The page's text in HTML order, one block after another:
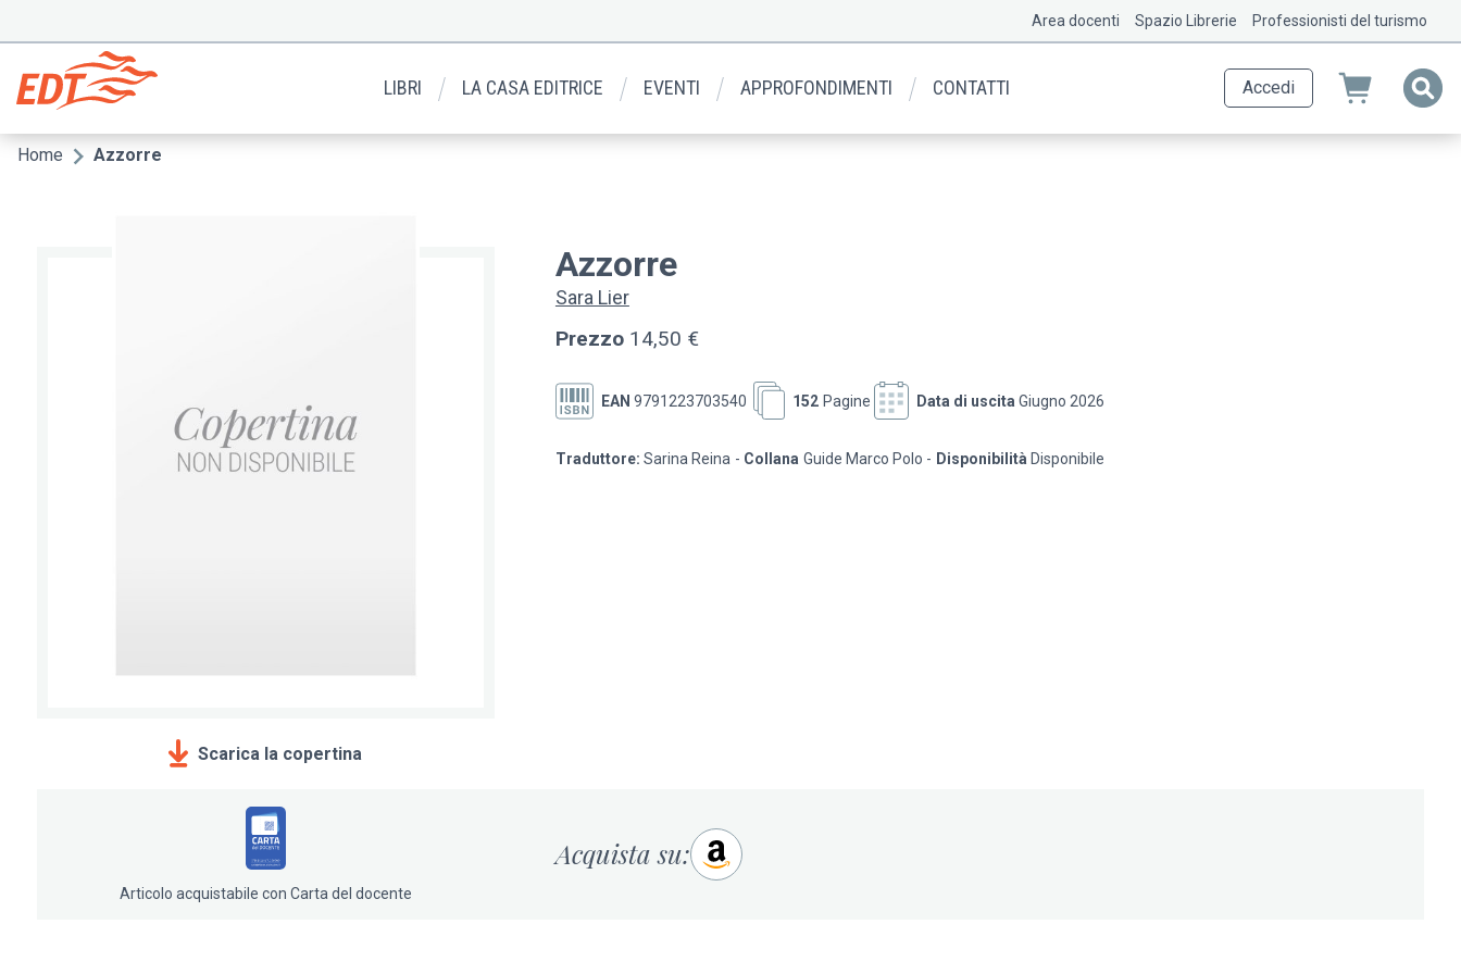
contenuto
principale
Menu
secondario
Area docenti Spazio Librerie Professionisti del turismo
LIBRI LA CASA EDITRICE EVENTI APPROFONDIMENTI CONTATTI Accedi
Briciole
Home Azzorre
Scarica la copertina
Azzorre
Sara Lier
Prezzo 14,50 €
EAN 9791223703540 Pagine
152 Data di uscita Giugno 2026
Traduttore: Sarina Reina Collana Guide Marco Polo Disponibilità Disponibile
Acquista su:
Articolo acquistabile con Carta del docente